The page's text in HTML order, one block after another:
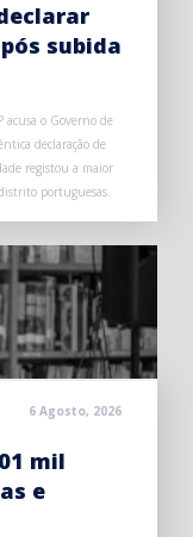
subida
acusa o Governo de
declaração de
registou a maior
portuguesas.
6 Agosto, 2026
mil
e